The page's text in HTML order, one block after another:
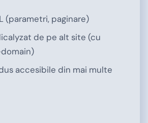
(parametri, paginare)
de pe alt site (cu
accesibile din mai multe